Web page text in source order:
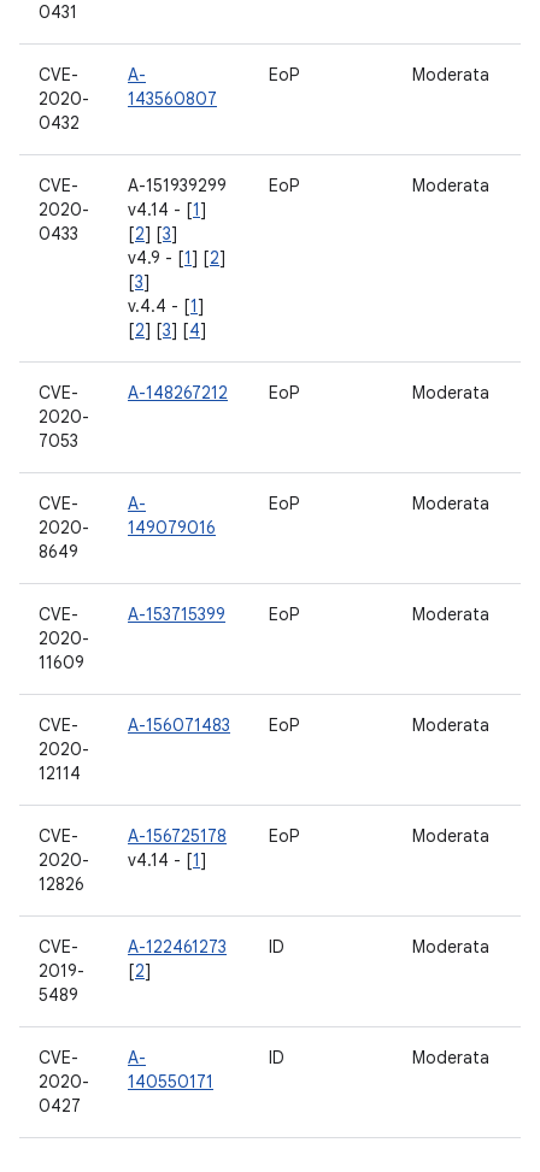
0431
CVE-
2020-
0432
A-
143560807
EoP Moderata
CVE-
2020-
0433
A-151939299
v4.14 - [1]
[2] [3]
v4.9 - [1] [2]
[3]
v.4.4 - [1]
[2] [3] [4]
EoP Moderata
CVE-
2020-
7053
A-148267212 EoP Moderata
CVE-
2020-
8649
A-
149079016
EoP Moderata
CVE-
2020-
11609
A-153715399 EoP Moderata
CVE-
2020-
12114
A-156071483 EoP Moderata
CVE-
2020-
12826
A-156725178
v4.14 - [1]
EoP Moderata
CVE-
2019-
5489
A-122461273
[2]
ID Moderata
CVE-
2020-
0427
A-
140550171
ID Moderata